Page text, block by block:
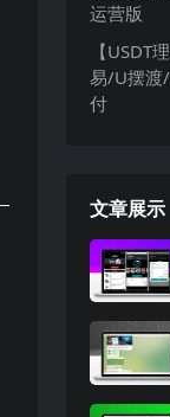
运营版
【USDT
易/U摆渡
付
文章展示